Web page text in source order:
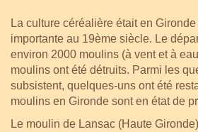
La culture céréalière était en
importante au 19ème siècle. Le
environ 2000 moulins (à vent et à
moulins ont été détruits. Parmi les
subsistent, quelques-uns ont été
moulins en Gironde sont en état de
Le moulin de Lansac (Haute